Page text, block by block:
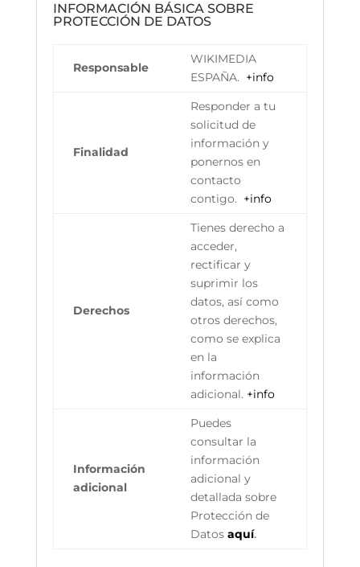
INFORMACIÓN BÁSICA SOBRE
PROTECCIÓN DE DATOS
Responsable
WIKIMEDIA
ESPAÑA. +info
Finalidad
Responder a tu
solicitud de
información y
ponernos en
contacto
contigo. +info
Derechos
Tienes derecho a
acceder,
rectificar y
suprimir los
datos, así como
otros derechos,
como se explica
en la
información
adicional. +info
Información
adicional
Puedes
consultar la
información
adicional y
detallada sobre
Protección de
Datos aquí.